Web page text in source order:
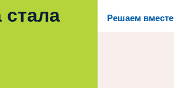
Решаем вместе